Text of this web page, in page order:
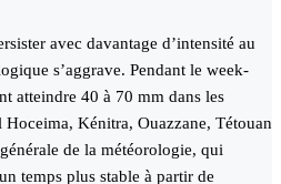
avec davantage d’intensité au
s’aggrave. Pendant le week-
atteindre 40 à 70 mm dans les
Kénitra, Ouazzane, Tétouan
de la météorologie, qui
temps plus stable à partir de